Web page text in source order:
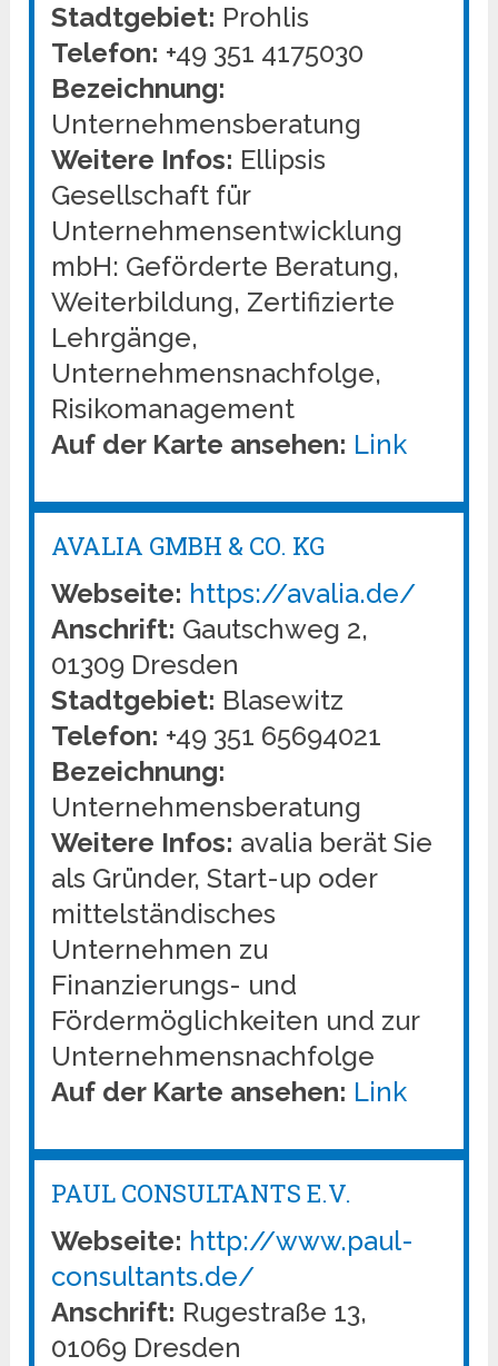
Stadtgebiet: Prohlis
Telefon: +49 351 4175030
Bezeichnung:
Unternehmensberatung
Weitere Infos: Ellipsis
Gesellschaft für
Unternehmensentwicklung
mbH: Geförderte Beratung,
Weiterbildung, Zertifizierte
Lehrgänge,
Unternehmensnachfolge,
Risikomanagement
Auf der Karte ansehen: Link
AVALIA GMBH & CO. KG
Webseite: https://avalia.de/
Anschrift: Gautschweg 2,
01309 Dresden
Stadtgebiet: Blasewitz
Telefon: +49 351 65694021
Bezeichnung:
Unternehmensberatung
Weitere Infos: avalia berät Sie
als Gründer, Start-up oder
mittelständisches
Unternehmen zu
Finanzierungs- und
Fördermöglichkeiten und zur
Unternehmensnachfolge
Auf der Karte ansehen: Link
PAUL CONSULTANTS E.V.
Webseite: http://www.paul-
consultants.de/
Anschrift: Rugestraße 13,
01069 Dresden